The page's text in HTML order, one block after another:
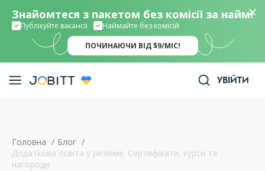
Знайомтеся з пакетом без комісії за найм!
Публікуйте вакансії Наймайте без комісій
ПОЧИНАЮЧИ ВІД $9/МІС!
УВІЙТИ
Головна / Блог /
Додаткова освіта у резюме. Сертифікати, курси та
нагороди